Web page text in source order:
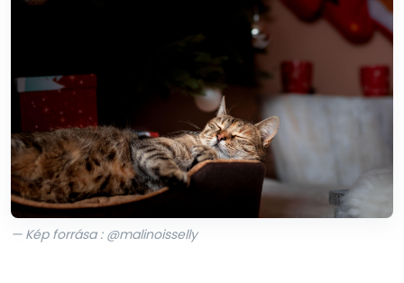
— Kép forrása : @malinoisselly